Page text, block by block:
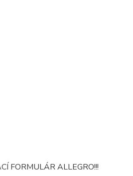
FORMULÁR ALLEGRO!!!